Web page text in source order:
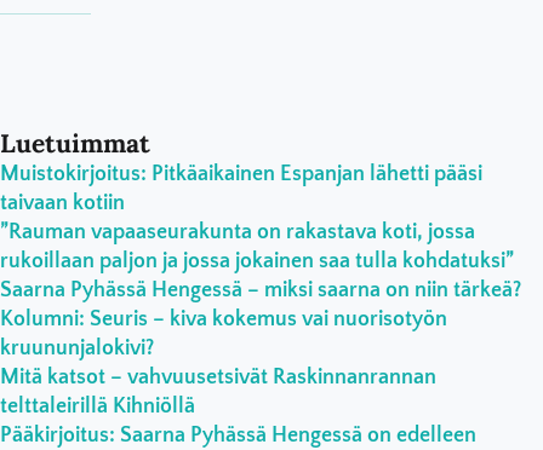
Luetuimmat
Muistokirjoitus: Pitkäaikainen Espanjan lähetti pääsi
taivaan kotiin
”Rauman vapaaseurakunta on rakastava koti, jossa
rukoillaan paljon ja jossa jokainen saa tulla kohdatuksi”
Saarna Pyhässä Hengessä – miksi saarna on niin tärkeä?
Kolumni: Seuris – kiva kokemus vai nuorisotyön
kruununjalokivi?
Mitä katsot – vahvuusetsivät Raskinnanrannan
telttaleirillä Kihniöllä
Pääkirjoitus: Saarna Pyhässä Hengessä on edelleen